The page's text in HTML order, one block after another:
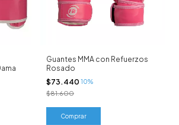
Guantes MMA con Refuerzos
Rosado
$73.440 10%
$81.600
Comprar